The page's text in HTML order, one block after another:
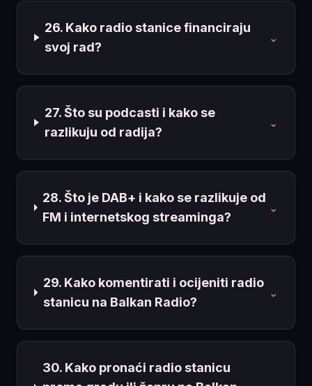
26. Kako radio stanice financiraju
svoj rad?
⌄
27. Što su podcasti i kako se
razlikuju od radija?
⌄
28. Što je DAB+ i kako se razlikuje od
FM i internetskog streaminga?
⌄
29. Kako komentirati i ocijeniti radio
stanicu na Balkan Radio?
⌄
30. Kako pronaći radio stanicu